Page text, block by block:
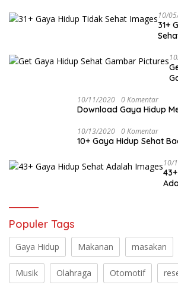
10/
31+
10/11/2020 0 Komentar
Download Gaya Hidup
10/13/2020 0 Komentar
10+ Gaya Hidup Sehat
10/
Populer Tags
Gaya Hidup Makanan masakan
Musik Olahraga Otomotif